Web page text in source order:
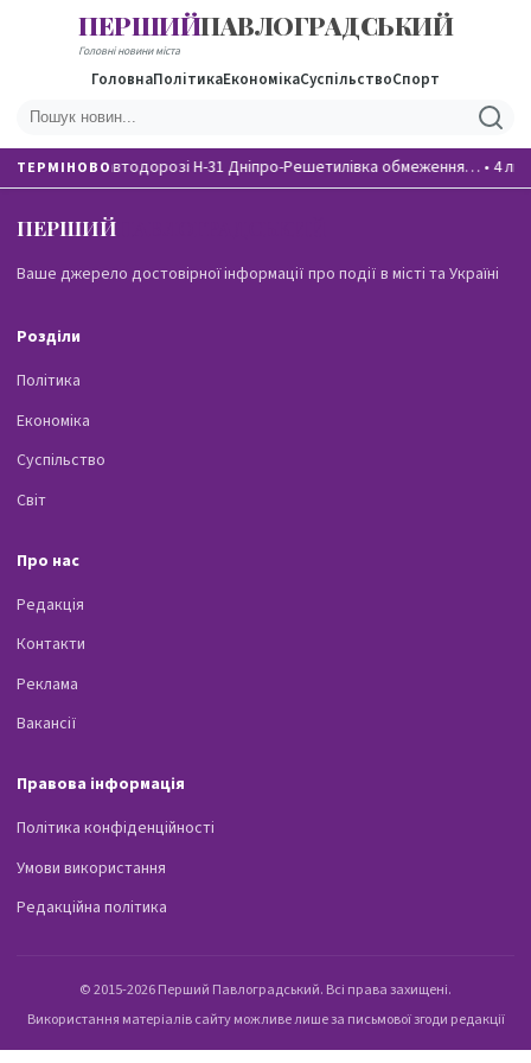
ПЕРШИЙПАВЛОГРАДСЬКИЙ
Головні новини міста
ГоловнаПолітикаЕкономікаСуспільствоСпорт
ТЕРМІНОВОНа автодорозі Н-31 Дніпро-Решетилівка обмеження… •4
ПЕРШИЙ
Ваше джерело достовірної інформації про події в місті та Україні
Розділи
Політика
Економіка
Суспільство
Світ
Про нас
Редакція
Контакти
Реклама
Вакансії
Правова інформація
Політика конфіденційності
Умови використання
Редакційна політика
© 2015-2026 Перший Павлоградський. Всі права захищені.
Використання матеріалів сайту можливе лише за письмової згоди редакції